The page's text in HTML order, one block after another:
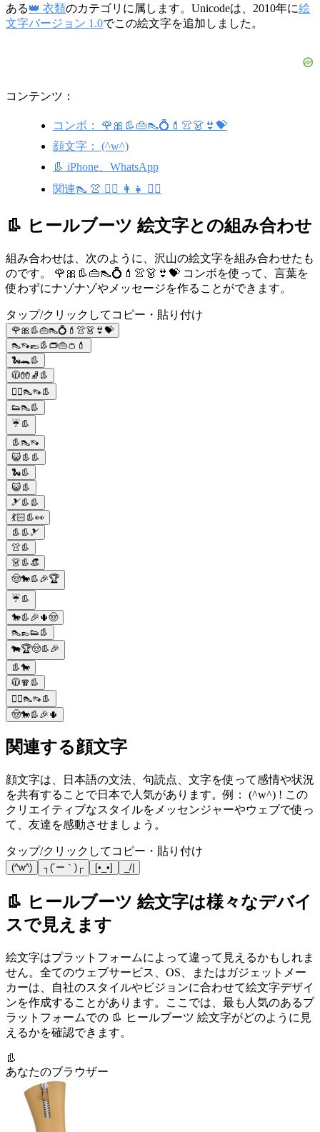
ある👑 衣類のカテゴリに属します。Unicodeは、2010年に絵
文字バージョン 1.0でこの絵文字を追加しました。
コンテンツ：
コンボ： 🌹🎀👢👜👠💍💄👚👗👙💝
顔文字： (^w^)
👢 iPhone、WhatsApp
関連👠 👚 🧙‍♀️ 👩‍👧 🤷‍♀️
👢 ヒールブーツ 絵文字との組み合わせ
組み合わせは、次のように、沢山の絵文字を組み合わせたも
のです。 🌹🎀👢👜👠💍💄👚👗👙💝 コンボを使って、言葉を
使わずにナゾナゾやメッセージを作ることができます。
タップ/クリックしてコピー・貼り付け
🌹🎀👢👜👠💍💄👚👗👙💝
👠👡🥿👢👝👜👛💄
🐍🐊👢
🧥🧤🧦👢
🙋‍♀️👠👡👢
👟👠👢
☔️👢
👢👠👡
😺👢👢
🐍👢
😺👢
🎿👢👢
💃🏻👢👀
👢👢🎿
👚👢
👗👢👒
🤠🐎👢🎉🏆
☔️👢
🐎👢🎉🌵🤠
👠👞👟👢
🐄🏆🤠👢🎉
👢🐎
🧥🧣👢
🙋‍♀️👠👡👢
🤠🐎👢🎉🌵
関連する顔文字
顔文字は、日本語の文法、句読点、文字を使って感情や状況
を共有することで日本で人気があります。例： (^w^) ! この
クリエイティブなスタイルをメッセンジャーやウェブで使っ
て、友達を感動させましょう。
タップ/クリックしてコピー・貼り付け
(^w^) ┐(´ー｀)┌ [•_•] _/|
👢 ヒールブーツ 絵文字は様々なデバイ
スで見えます
絵文字はプラットフォームによって違って見えるかもしれま
せん。全てのウェブサービス、OS、またはガジェットメー
カーは、自社のスタイルやビジョンに合わせて絵文字デザイ
ンを作成することがあります。ここでは、最も人気のあるプ
ラットフォームでの 👢 ヒールブーツ 絵文字がどのように見
えるかを確認できます。
👢
あなたのブラウザー